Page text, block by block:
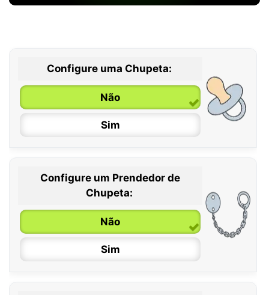
Configure uma Chupeta:
Não
Sim
0 / 6 meses
6 / 36 meses
Configure um Prendedor de
Chupeta:
Não
Sim